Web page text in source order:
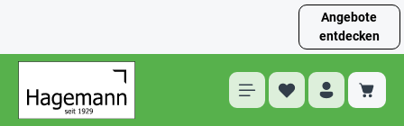
Angebote
entdecken